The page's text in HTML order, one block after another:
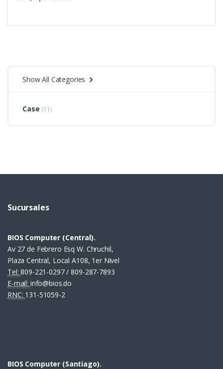
Show All Categories
Case (11)
Sucursales
BIOS Computer (Central).
Av 27 de Febrero Esq W. Chruchil,
Plaza Central, Local A108, 1er Nivel
Tel:809-221-0297 / 809-287-7893
E-mail: info@bios.do
RNC: 131-51059-2
BIOS Computer (Santiago).